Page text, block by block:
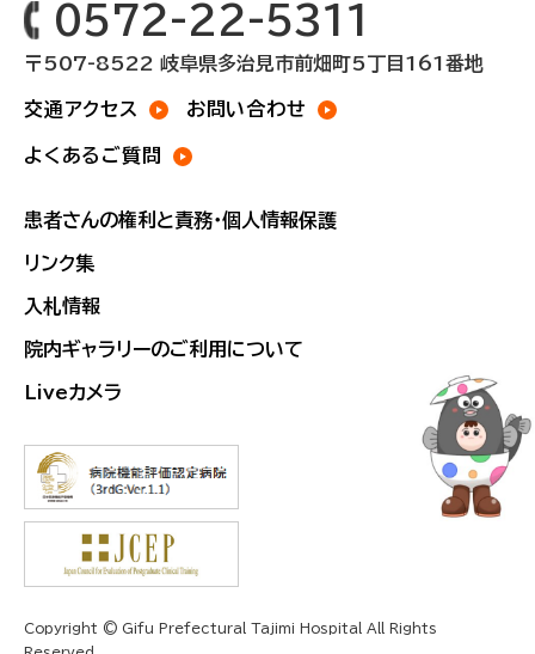
0572-22-5311
〒507-8522 岐阜県多治見市前畑町5丁目161番地
交通アクセス お問い合わせ
よくあるご質問
患者さんの権利と責務・個人情報保護
リンク集
入札情報
院内ギャラリーのご利用について
Liveカメラ
Copyright © Gifu Prefectural Tajimi Hospital All Rights